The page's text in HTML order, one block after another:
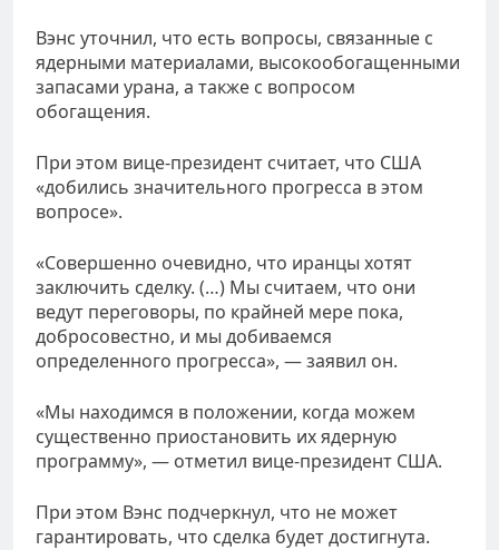
Вэнс уточнил, что есть вопросы, связанные с
ядерными материалами, высокообогащенными
запасами урана, а также с вопросом
обогащения.
При этом вице-президент считает, что США
«добились значительного прогресса в этом
вопросе».
«Совершенно очевидно, что иранцы хотят
заключить сделку. (…) Мы считаем, что они
ведут переговоры, по крайней мере пока,
добросовестно, и мы добиваемся
определенного прогресса», — заявил он.
«Мы находимся в положении, когда можем
существенно приостановить их ядерную
программу», — отметил вице-президент США.
При этом Вэнс подчеркнул, что не может
гарантировать, что сделка будет достигнута.